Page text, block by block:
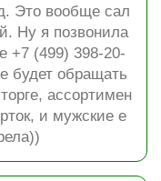
Это вообще сал
Ну я позвонила
+7 (499) 398-20-
будет обращать
ассортимен
и мужские е